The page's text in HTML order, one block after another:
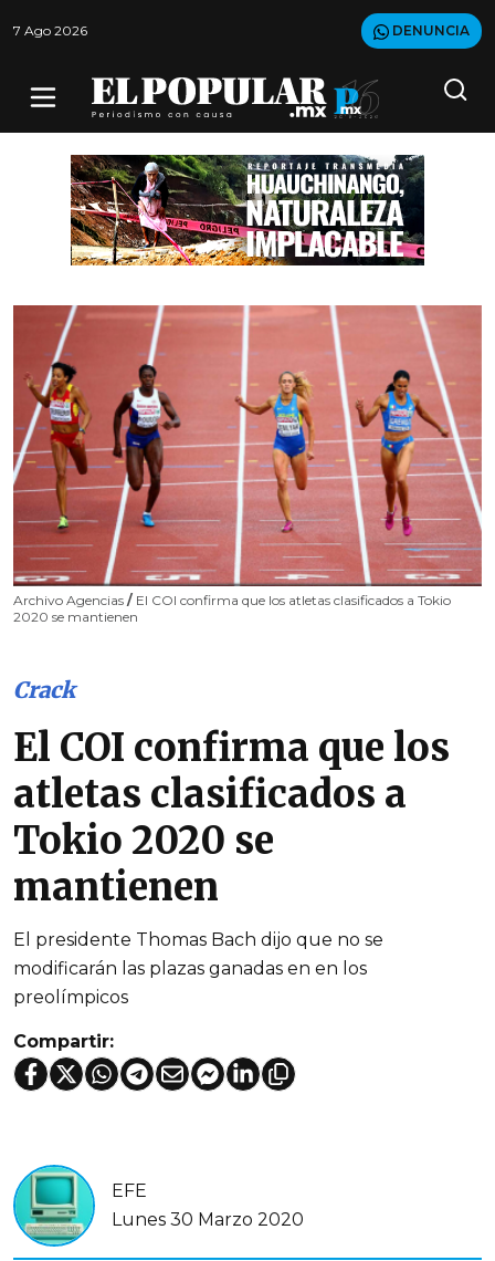
7 Ago 2026 DENUNCIA
Archivo Agencias / El COI confirma que los atletas clasificados a Tokio
2020 se mantienen
Crack
El COI confirma que los
atletas clasificados a
Tokio 2020 se
mantienen
El presidente Thomas Bach dijo que no se
modificarán las plazas ganadas en en los
preolímpicos
Compartir:
EFE
Lunes 30 Marzo 2020